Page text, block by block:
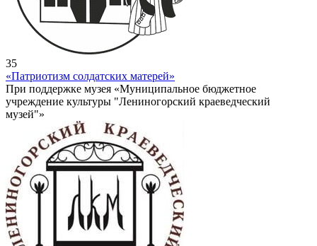
35
«Патриотизм солдатских матерей»
При поддержке музея «Муниципальное бюджетное
учреждение культуры "Лениногорский краеведческий
музей"»